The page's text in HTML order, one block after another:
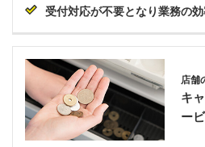
受付対応が不要となり業務の
店舗
キ
ー